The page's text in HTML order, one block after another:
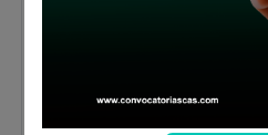
Experiencia
Experiencia
la función o la
experiencia en el